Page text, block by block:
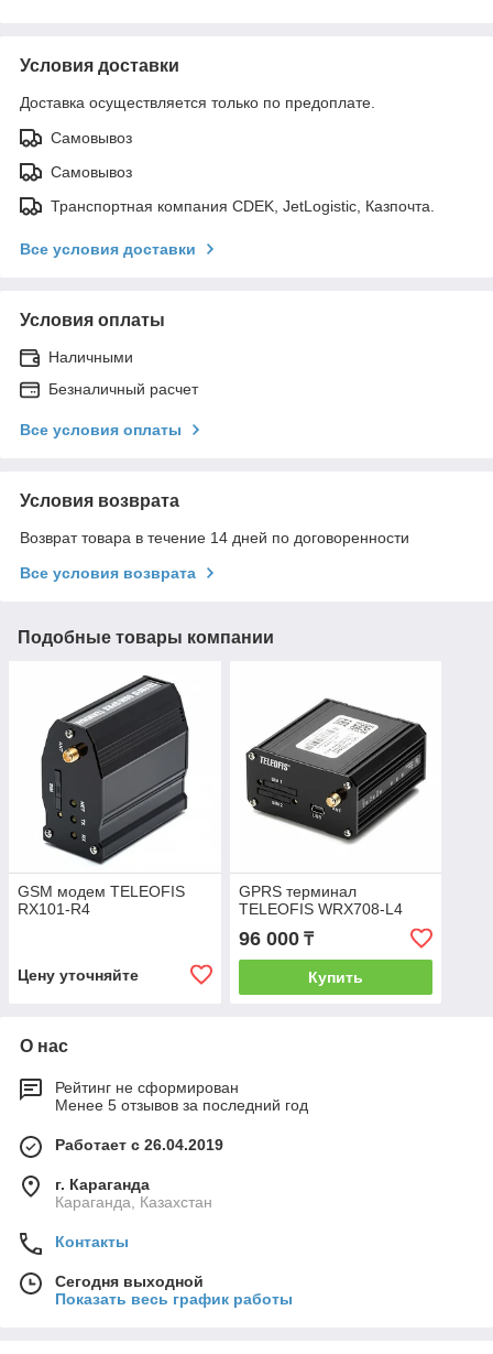
Условия доставки
Доставка осуществляется только по предоплате.
Самовывоз
Самовывоз
Транспортная компания CDEK, JetLogistic, Казпочта.
Все условия доставки
Условия оплаты
Наличными
Безналичный расчет
Все условия оплаты
Условия возврата
Возврат товара в течение 14 дней по договоренности
Все условия возврата
Подобные товары компании
GSM модем TELEOFIS
RX101-R4
Цену уточняйте
GPRS терминал
TELEOFIS WRX708-L4
96 000₸
Купить
О нас
Рейтинг не сформирован
Менее 5 отзывов за последний год
Работает с 26.04.2019
г. Караганда
Караганда, Казахстан
Контакты
Сегодня выходной
Показать весь график работы